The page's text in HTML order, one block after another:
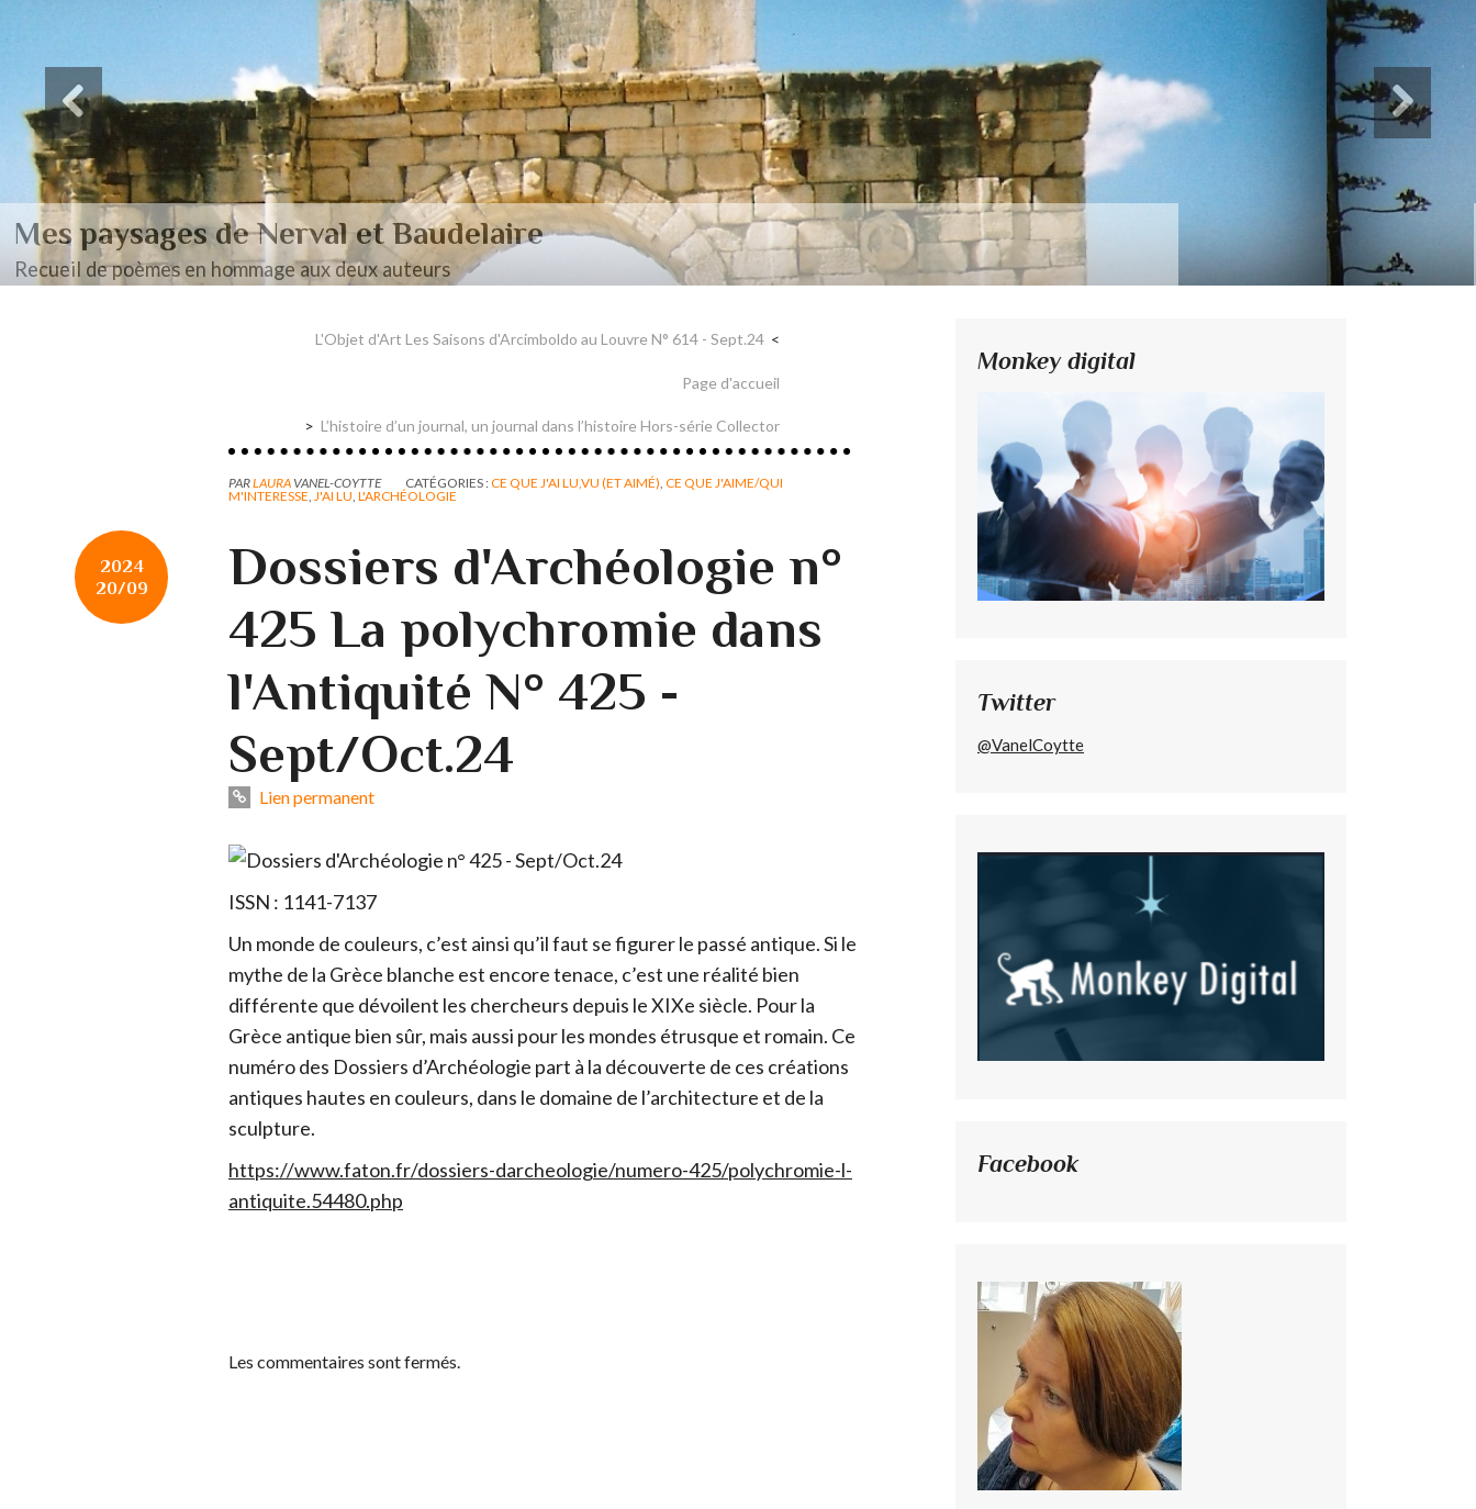
Des paysages de Baudelaire et Nerval
Mon mémoire de maîtrise
L'Objet d'Art Les Saisons d'Arcimboldo au Louvre N° 614 - Sept.24
Page d'accueil
L’histoire d’un journal, un journal dans l’histoire Hors-série Collector
PARLAURA VANEL-COYTTE CATÉGORIES :CE QUE J'AI LU,VU (ET AIMÉ), CE QUE J'AIME/QUI
M'INTERESSE, J'AI LU, L'ARCHÉOLOGIE
2024
20/09
Dossiers d'Archéologie n°
425 La polychromie dans
l'Antiquité N° 425 -
Sept/Oct.24
Lien permanent
ISSN : 1141-7137
Un monde de couleurs, c’est ainsi qu’il faut se figurer le passé antique. Si le
mythe de la Grèce blanche est encore tenace, c’est une réalité bien
différente que dévoilent les chercheurs depuis le XIXe siècle. Pour la
Grèce antique bien sûr, mais aussi pour les mondes étrusque et romain. Ce
numéro des Dossiers d’Archéologie part à la découverte de ces créations
antiques hautes en couleurs, dans le domaine de l’architecture et de la
sculpture.
https://www.faton.fr/dossiers-darcheologie/numero-425/polychromie-l-
antiquite.54480.php
Les commentaires sont fermés.
Monkey digital
Twitter
@VanelCoytte
Facebook